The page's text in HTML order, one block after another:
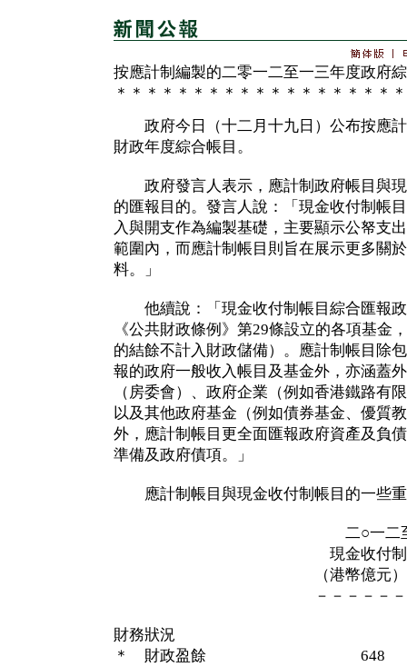
按應計制編製的二零一二至一三年度政府
＊＊＊＊＊＊＊＊＊＊＊＊＊＊＊＊＊＊
政府今日（十二月十九日）公布按應計
財政年度綜合帳目。
政府發言人表示，應計制政府帳目與現
的匯報目的。發言人說：「現金收付制帳
入與開支作為編製基礎，主要顯示公帑支
範圍內，而應計制帳目則旨在展示更多關
料。」
他續說：「現金收付制帳目綜合匯報政
《公共財政條例》第29條設立的各項基金
的結餘不計入財政儲備）。應計制帳目除
報的政府一般收入帳目及基金外，亦涵蓋
（房委會）、政府企業（例如香港鐵路有
以及其他政府基金（例如債券基金、優質
外，應計制帳目更全面匯報政府資產及負
準備及政府債項。」
應計制帳目與現金收付制帳目的一些重
二○一二至一三
現金收付制 應
（港幣億元） （港
－－－－－－ －－
財務狀況
＊ 財政盈餘 648